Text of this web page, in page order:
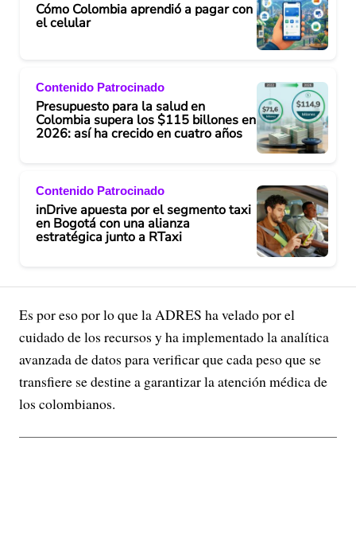
Cómo Colombia aprendió a pagar con
el celular
Contenido Patrocinado
Presupuesto para la salud en
Colombia supera los $115 billones en
2026: así ha crecido en cuatro años
Contenido Patrocinado
inDrive apuesta por el segmento taxi
en Bogotá con una alianza
estratégica junto a RTaxi
Es por eso por lo que la ADRES ha velado por el
cuidado de los recursos y ha implementado la analítica
avanzada de datos para verificar que cada peso que se
transfiere se destine a garantizar la atención médica de
los colombianos.